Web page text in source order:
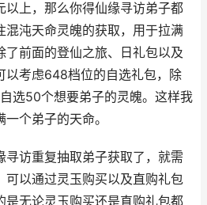
以上，那么你得仙缘寻访弟子都
混沌天命灵魄的获取，用于拉满
了前面的登仙之旅、日礼包以及
以考虑648档位的自选礼包，除
选50个想要弟子的灵魄。这样我
个弟子的天命。
寻访重复抽取弟子获取了，就需
可以通过灵玉购买以及直购礼包
是无论灵玉购买还是直购礼包都